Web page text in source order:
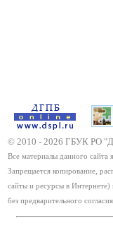
© 2010 - 2026 ГБУК РО
Все материалы данного сайта
Запрещается копирование,
сайты и ресурсы в
без предварительного